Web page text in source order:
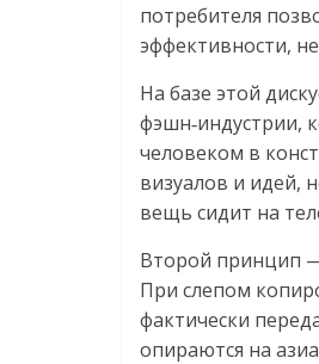
потребителя
эффективности,
На базе этой
фэшн‑индустрии,
человеком в
визуалов и идей,
вещь сидит на
Второй принцип
При слепом
фактически
опираются на